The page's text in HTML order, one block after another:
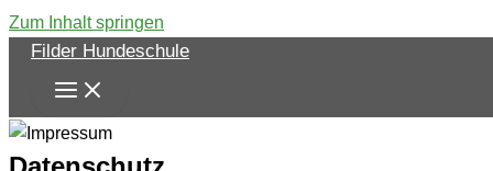
Zum Inhalt springen
Filder Hundeschule